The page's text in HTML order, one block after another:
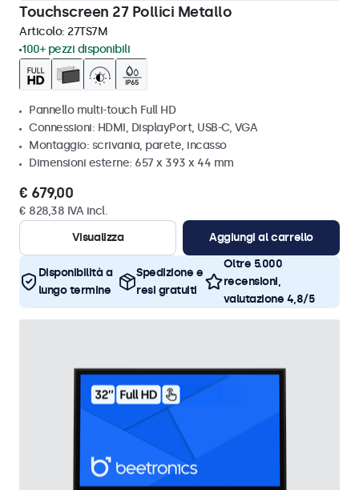
Touchscreen 27 Pollici Metallo
Articolo: 27TS7M
100+ pezzi disponibili
Pannello multi-touch Full HD
Connessioni: HDMI, DisplayPort, USB-C, VGA
Montaggio: scrivania, parete, incasso
Dimensioni esterne: 657 x 393 x 44 mm
€ 679,00
€ 828,38 IVA incl.
Visualizza
Aggiungi al carrello
Disponibilità a
lungo termine
Spedizione e
resi gratuiti
Oltre 5.000
recensioni,
valutazione 4,8/5